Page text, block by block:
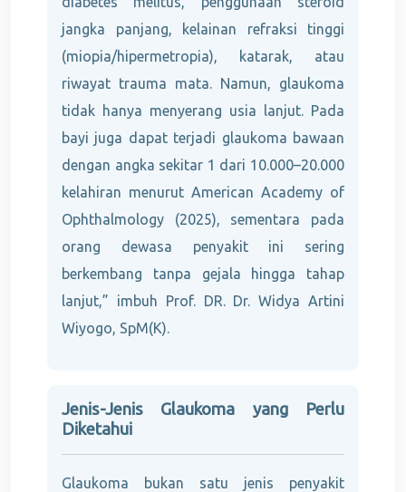
jangka panjang, kelainan refraksi tinggi
(miopia/hipermetropia), katarak, atau
riwayat trauma mata. Namun, glaukoma
tidak hanya menyerang usia lanjut. Pada
bayi juga dapat terjadi glaukoma bawaan
dengan angka sekitar 1 dari 10.000–20.000
kelahiran menurut American Academy of
Ophthalmology (2025), sementara pada
orang dewasa penyakit ini sering
berkembang tanpa gejala hingga tahap
lanjut,” imbuh Prof. DR. Dr. Widya Artini
Wiyogo, SpM(K).
Jenis-Jenis Glaukoma yang Perlu
Diketahui
Glaukoma bukan satu jenis penyakit